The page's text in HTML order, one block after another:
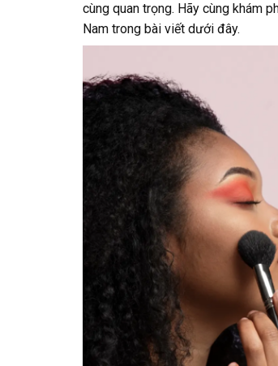
cùng quan trọng. Hãy cùng khám
Nam trong bài viết dưới đây.